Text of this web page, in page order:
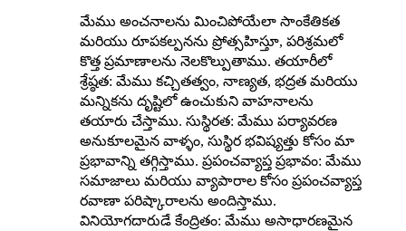
మేము అంచనాలను మించిపోయేలా సాంకేతికత
మరియు రూపకల్పనను ప్రోత్సహిస్తూ, పరిశ్రమలో
కొత్త ప్రమాణాలను నెలకొల్పుతాము. తయారీలో
శ్రేష్ఠత: మేము కచ్చితత్వం, నాణ్యత, భద్రత మరియు
మన్నికను దృష్టిలో ఉంచుకుని వాహనాలను
తయారు చేస్తాము. సుస్థిరత: మేము పర్యావరణ
అనుకూలమైన వాళ్ళం, సుస్థిర భవిష్యత్తు కోసం మా
ప్రభావాన్ని తగ్గిస్తాము. ప్రపంచవ్యాప్త ప్రభావం: మేము
సమాజాలు మరియు వ్యాపారాల కోసం ప్రపంచవ్యాప్త
రవాణా పరిష్కారాలను అందిస్తాము.
వినియోగదారుడే కేంద్రితం: మేము అసాధారణమైన